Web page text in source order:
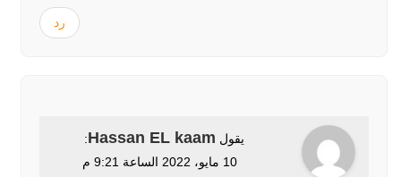
رد
يقول Hassan EL kaam
:
10 مايو، 2022 الساعة 9:21 م